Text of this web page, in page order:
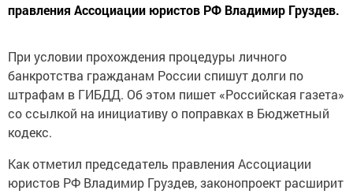
правления Ассоциации юристов РФ Владимир Груздев.
При условии прохождения процедуры личного
банкротства гражданам России спишут долги по
штрафам в ГИБДД. Об этом пишет «Российская газета»
со ссылкой на инициативу о поправках в Бюджетный
кодекс.
Как отметил председатель правления Ассоциации
юристов РФ Владимир Груздев, законопроект расширит